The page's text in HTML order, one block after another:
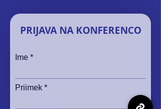
PRIJAVA NA KONFERENCO
Ime
Priimek